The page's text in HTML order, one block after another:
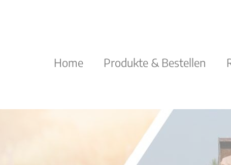
Navigation
Home Produkte & Bestellen